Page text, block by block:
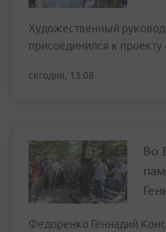
Художественный
присоединился к проекту
сегодня, 13:08
Во
Федоренко Геннадий